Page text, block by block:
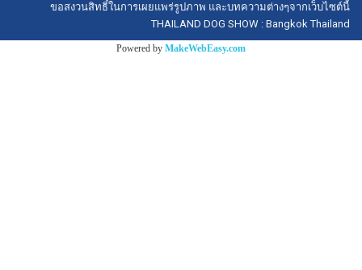
ขอสงวนสิทธิ์ในการเผยแพร่รูปภาพ และบทความต่างๆจากเว็บไซต์นี้
THAILAND DOG SHOW : Bangkok Thailand
Powered by MakeWebEasy.com